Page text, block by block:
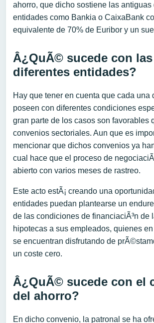
ahorro, que dicho sostiene las antiguas
entidades como Bankia o CaixaBank
equivalente de 70% de Euribor y un
Â¿QuÃ© sucede con las
diferentes entidades?
Hay que tener en cuenta que cada una
poseen con diferentes condiciones
gran parte de los casos son favorables
convenios sectoriales. Aun que es
mencionar que dichos convenios ya
cual hace que el proceso de
abierto con varios meses de rastreo.
Este acto estÃ¡ creando una
entidades puedan plantearse un
de las condiciones de financiaciÃ³n de
hipotecas a sus empleados, quienes
se encuentran disfrutando de
un coste cero.
Â¿QuÃ© sucede con el
del ahorro?
En dicho convenio, la patronal se ha